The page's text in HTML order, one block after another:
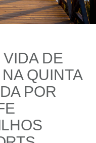
DE
QUINTA
POR